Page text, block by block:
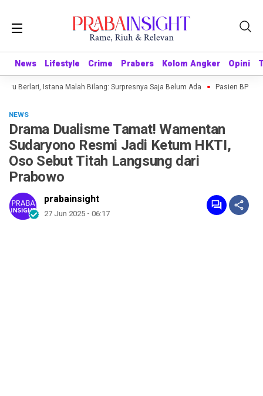
News Lifestyle Crime Prabers Kolom Angker Opini
News Lifestyle Crime Prabers Kolom Angker Opini
Berlari, Istana Malah Bilang: Surpresnya Saja Belum Ada Pasien BPJS
NEWS
Drama Dualisme Tamat! Wamentan
Sudaryono Resmi Jadi Ketum HKTI,
Oso Sebut Titah Langsung dari
Prabowo
prabainsight
27 Jun 2025 - 06:17